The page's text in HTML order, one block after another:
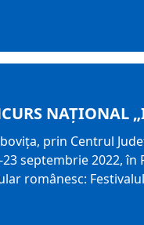
prin Centrul
septembrie 2022,
românesc: